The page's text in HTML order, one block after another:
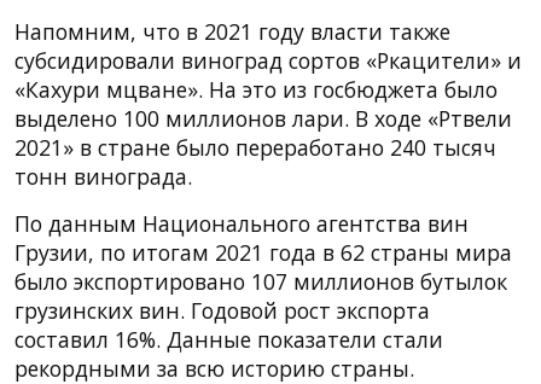
Напомним, что в 2021 году власти также
субсидировали виноград сортов «Ркацители» и
«Кахури мцване». На это из госбюджета было
выделено 100 миллионов лари. В ходе «Ртвели
2021» в стране было переработано 240 тысяч
тонн винограда.
По данным Национального агентства вин
Грузии, по итогам 2021 года в 62 страны мира
было экспортировано 107 миллионов бутылок
грузинских вин. Годовой рост экспорта
составил 16%. Данные показатели стали
рекордными за всю историю страны.